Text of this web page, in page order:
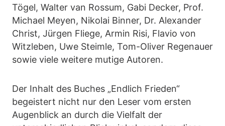
Tögel, Walter van Rossum, Gabi Decker, Prof.
Michael Meyen, Nikolai Binner, Dr. Alexander
Christ, Jürgen Fliege, Armin Risi, Flavio von
Witzleben, Uwe Steimle, Tom-Oliver Regenauer
sowie viele weitere mutige Autoren.
Der Inhalt des Buches „Endlich Frieden“
begeistert nicht nur den Leser vom ersten
Augenblick an durch die Vielfalt der